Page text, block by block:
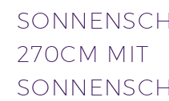
270CM MIT